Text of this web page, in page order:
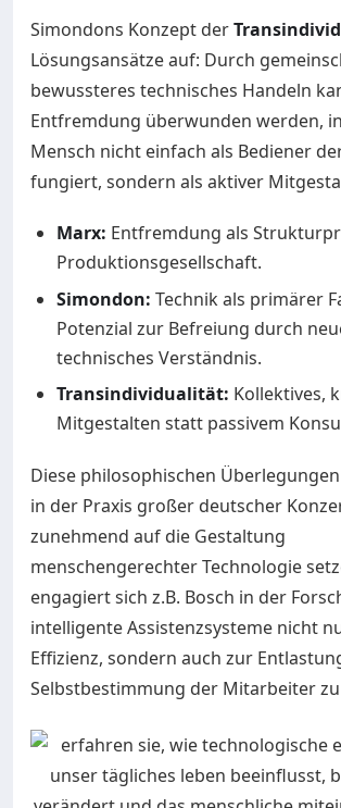
Simondons Konzept der
Lösungsansätze auf: Durch
bewussteres technisches Handeln
Entfremdung überwunden werden,
Mensch nicht einfach als Bediener
fungiert, sondern als aktiver
Marx: Entfremdung als
Produktionsgesellschaft.
Simondon: Technik als primärer
Potenzial zur Befreiung durch
technisches Verständnis.
Transindividualität: Kollektives,
Mitgestalten statt passivem
Diese philosophischen
in der Praxis großer deutscher
zunehmend auf die Gestaltung
menschengerechter Technologie
engagiert sich z.B. Bosch in der
intelligente Assistenzsysteme nicht
Effizienz, sondern auch zur
Selbstbestimmung der Mitarbeiter